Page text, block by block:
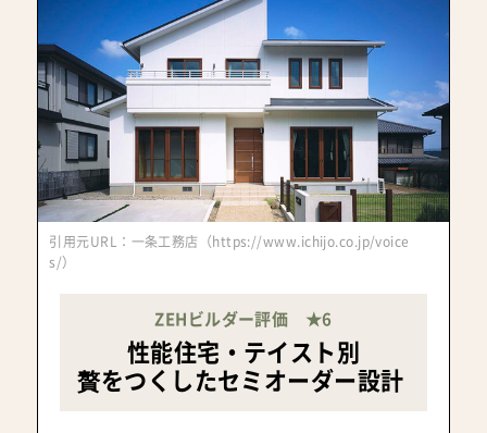
引用元URL：一条工務店（https://www.ichijo.co.jp/voice
s/）
ZEHビルダー評価 ★6
性能住宅・テイスト別
贅をつくしたセミオーダー設計